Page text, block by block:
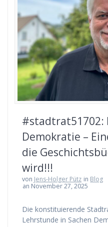
#stadtrat51702:
Demokratie –
die
wird!!!
von Jens-Holger Pütz in Blog
an November 27, 2025
Die konstituierende
Lehrstunde in Sachen